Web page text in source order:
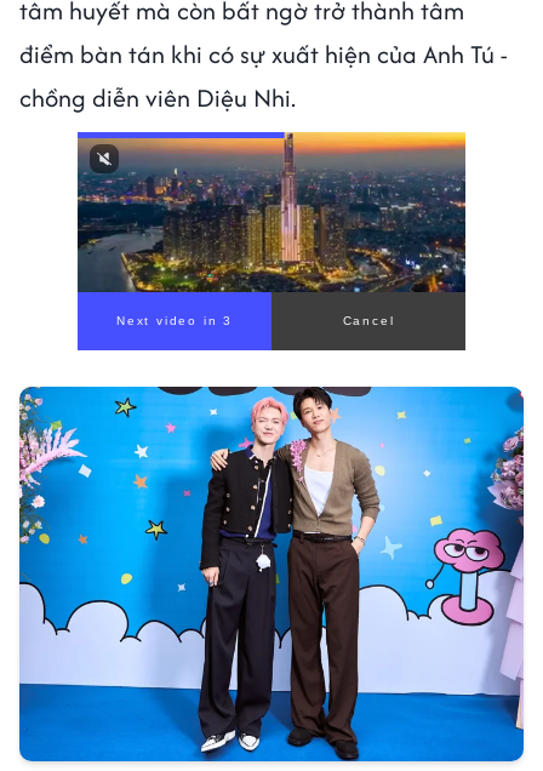
tâm huyết mà còn bất ngờ trở thành tâm
điểm bàn tán khi có sự xuất hiện của Anh Tú -
chồng diễn viên Diệu Nhi.
Next video in 1 Cancel